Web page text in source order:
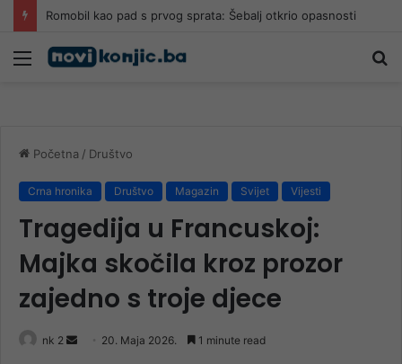
Romobil kao pad s prvog sprata: Šebalj otkrio opasnosti
Meni
Početna / Društvo
Crna hronika Društvo Magazin Svijet Vijesti
Tragedija u Francuskoj:
Majka skočila kroz prozor
zajedno s troje djece
nk 2
Send 20. Maja 2026. 1 minute read